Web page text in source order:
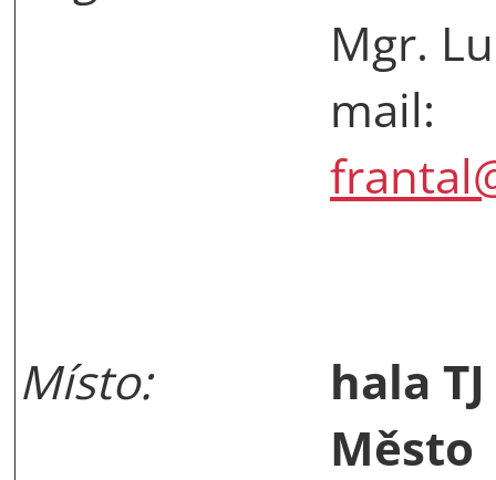
Mgr.
mail:
Místo:
hala
Město